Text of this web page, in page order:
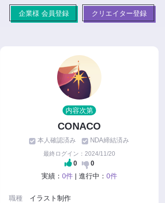
企業様 会員登録 クリエイター登録
内容次第
CONACO
本人確認済み
NDA締結済み
最終ログイン：2024/11/20
0 0
実績： 0件| 進行中： 0件
職種 イラスト制作